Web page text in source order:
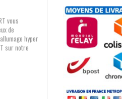
vous
de
hyper
sur notre